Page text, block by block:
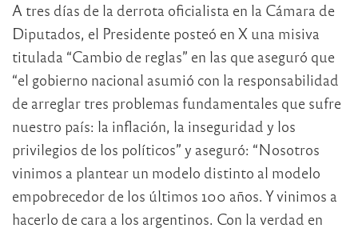
A tres días de la derrota oficialista en la Cámara de
Diputados, el Presidente posteó en X una misiva
titulada “Cambio de reglas” en las que aseguró que
“el gobierno nacional asumió con la responsabilidad
de arreglar tres problemas fundamentales que sufre
nuestro país: la inflación, la inseguridad y los
privilegios de los políticos” y aseguró: “Nosotros
vinimos a plantear un modelo distinto al modelo
empobrecedor de los últimos 100 años. Y vinimos a
hacerlo de cara a los argentinos. Con la verdad en